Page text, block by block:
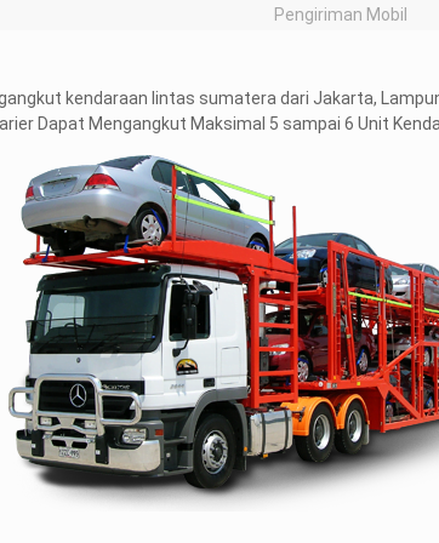
Pengiriman Mobil
kendaraan lintas sumatera dari Jakarta,
Dapat Mengangkut Maksimal 5 sampai 6 Unit